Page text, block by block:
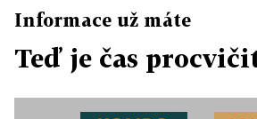
Informace už máte
Teď je čas